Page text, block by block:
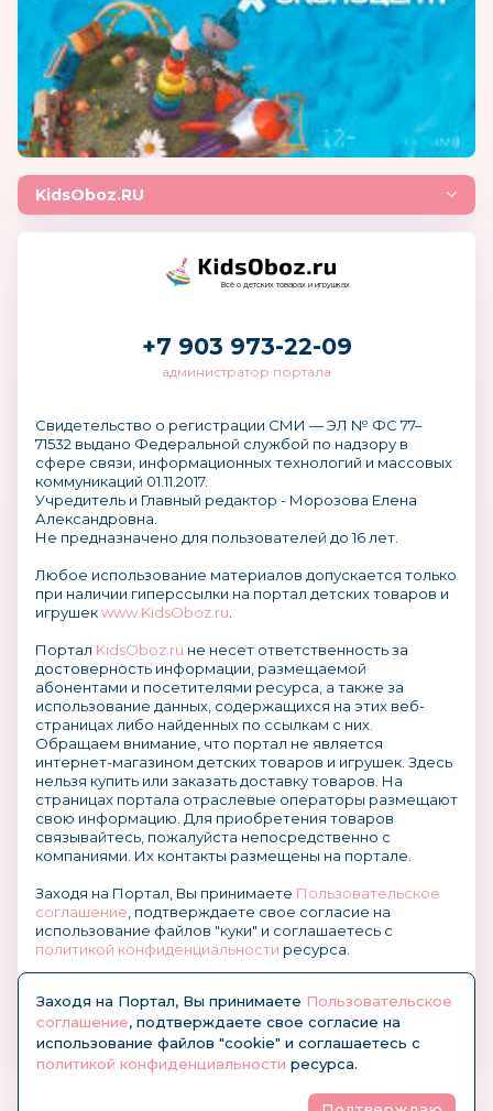
KidsOboz.RU
Всё о детских товарах и игрушках
+7 903 973-22-09
администратор портала
Свидетельство о регистрации СМИ — ЭЛ № ФС 77–
71532 выдано Федеральной службой по надзору в
сфере связи, информационных технологий и массовых
коммуникаций 01.11.2017.
Учредитель и Главный редактор - Морозова Елена
Александровна.
Не предназначено для пользователей до 16 лет.
Любое использование материалов допускается только
при наличии гиперссылки на портал детских товаров и
игрушекwww.KidsOboz.ru
Портал KidsOboz.ru не несет ответственность за
достоверность информации, размещаемой
абонентами и посетителями ресурса, а также за
использование данных, содержащихся на этих веб-
страницах либо найденных по ссылкам с них.
Обращаем внимание, что портал не является
интернет-магазином детских товаров и игрушек. Здесь
нельзя купить или заказать доставку товаров. На
страницах портала отраслевые операторы размещают
свою информацию. Для приобретения товаров
связывайтесь, пожалуйста непосредственно с
компаниями. Их контакты размещены на портале.
Заходя на Портал, Вы принимаете Пользовательское
соглашение , подтверждаете свое согласие на
использование файлов "куки" и соглашаетесь с
политикой конфиденциальности ресурса.
Заходя на Портал, Вы принимаете Пользовательское
соглашение, подтверждаете свое согласие на
использование файлов "cookie" и соглашаетесь с
политикой конфиденциальности ресурса.